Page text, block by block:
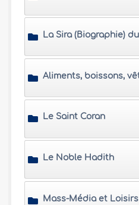
Le Saint Coran
Le Noble Hadith
Mass-Média et Loisirs